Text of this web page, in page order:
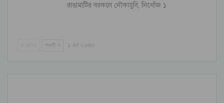
রাঙামাটির বরকলে নৌকাডুবি, নিখোঁজ ১
পরবর্তী ১ এর ৬,৮৪৮